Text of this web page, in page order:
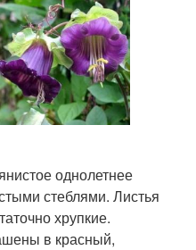
однолетнее
стеблями. Листья
хрупкие.
в красный,